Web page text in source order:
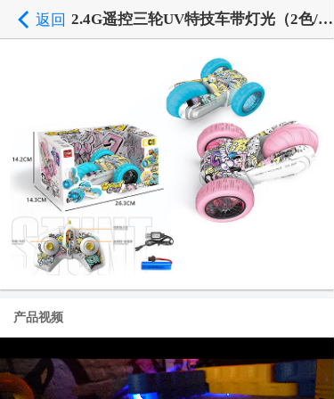
返回 2.4G遥控三轮UV特技车带灯光（2色/包电）
产品视频